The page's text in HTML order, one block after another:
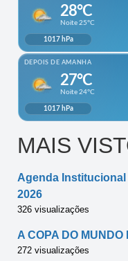
MAIS
Agenda
2026
326 visualizações
A COPA DO MUNDO
272 visualizações